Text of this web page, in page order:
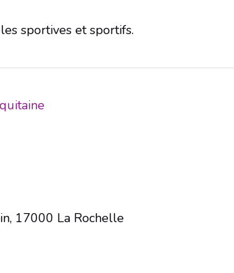
sportives et sportifs.
17000 La Rochelle